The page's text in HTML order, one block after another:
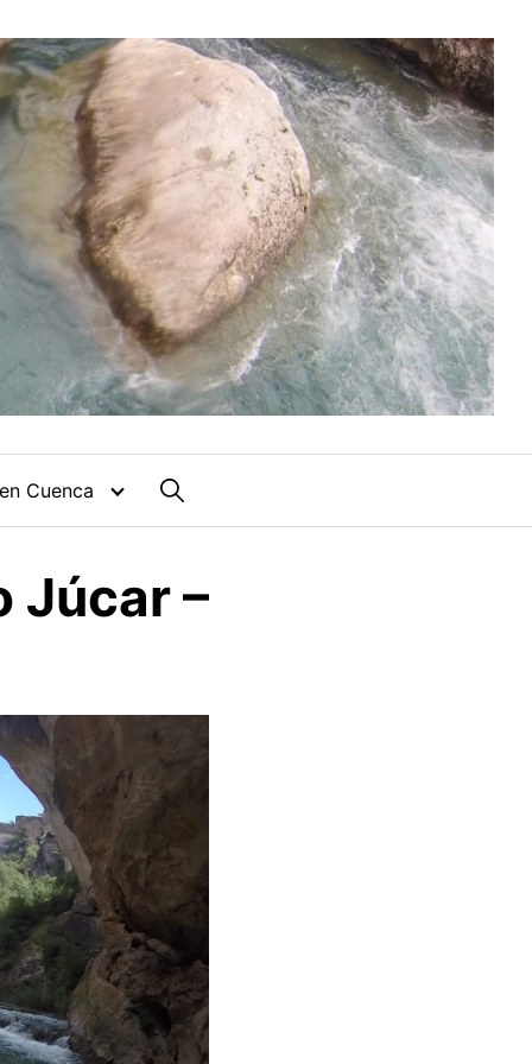
Cuenca
Júcar –